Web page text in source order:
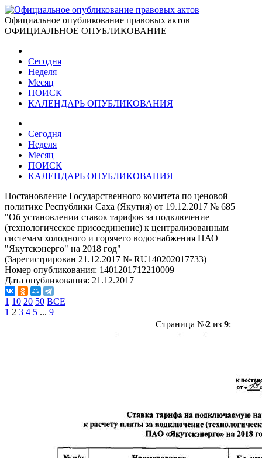
Официальное опубликование правовых актов
ОФИЦИАЛЬНОЕ ОПУБЛИКОВАНИЕ
Сегодня
Неделя
Месяц
ПОИСК
КАЛЕНДАРЬ ОПУБЛИКОВАНИЯ
Сегодня
Неделя
Месяц
ПОИСК
КАЛЕНДАРЬ ОПУБЛИКОВАНИЯ
Постановление Государственного комитета по ценовой
политике Республики Саха (Якутия) от 19.12.2017 № 685
"Об установлении ставок тарифов за подключение
(технологическое присоединение) к централизованным
системам холодного и горячего водоснабжения ПАО
"Якутскэнерго" на 2018 год"
(Зарегистрирован 21.12.2017 № RU140202017733)
Номер опубликования: 1401201712210009
Дата опубликования: 21.12.2017
1 10 20 50 ВСЕ
1 2 3 4 5 ... 9
Страница №2 из 9: